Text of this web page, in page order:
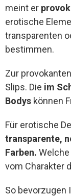
meint er
erotische
transparenten
bestimmen.
Zur
Slips. Die im
Bodys können
Für erotische
transparente,
Farben.
vom Charakter
So bevorzugen